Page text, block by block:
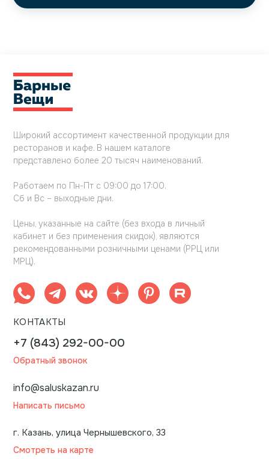
Широкий ассортимент качественной продукции для
ресторанов и кафе. В нашем каталоге
представлено более 20 тысяч наименований.
Работаем по Пн-Пт с 09:00 до 17:00.
Сб и Вс – выходные дни.
Цены, указанные на сайте (без входа в личный
кабинет и без применения скидок), являются
рекомендованными розничными ценами (РРЦ или
МРЦ).
КОНТАКТЫ
+7 (843) 292-00-00
Обратный звонок
info@saluskazan.ru
Написать письмо
г. Казань, улица Чернышевского, 33
Смотреть на карте